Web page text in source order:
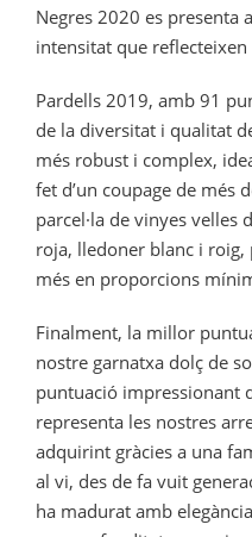
Negres 2020 es presenta
intensitat que
Pardells 2019, amb 91
de la diversitat i qualitat
més robust i complex,
fet d’un coupage de més
parcel·la de vinyes velles
roja, lledoner blanc i
més en proporcions
Finalment, la millor
nostre garnatxa dolç de
puntuació impressionant
representa les nostres
adquirint gràcies a una
al vi, des de fa vuit
ha madurat amb